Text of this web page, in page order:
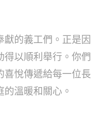
的義工們。正是因
得以順利舉行。你們
喜悅傳遞給每一位長
溫暖和關心。